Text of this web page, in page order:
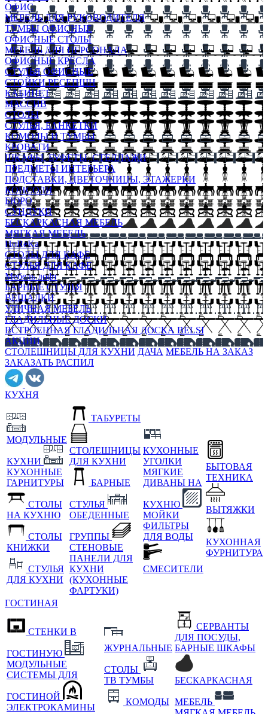
ОФИС
МЕБЕЛЬ ДЛЯ РУКОВОДИТЕЛЯ
ТУМБЫ ОФИСНЫЕ
ОФИСНЫЕ СТОЛЫ
МЕБЕЛЬ ДЛЯ ПЕРСОНАЛА
ОФИСНЫЕ КРЕСЛА
СТУЛЬЯ ОФИСНЫЕ
СТОЙКИ РЕСЕПШН
КАБИНЕТ
МАССИВ
СТОЛЫ
СТУЛЬЯ, БАНКЕТКИ
КОМОДЫ И ТУМБЫ
КРОВАТИ
ШКАФЫ, БУФЕТЫ, СТЕЛЛАЖИ
ПРЕДМЕТЫ ИНТЕРЬЕРА
ПОДСТАВКИ, ЦВЕТОЧНИЦЫ, ЭТАЖЕРКИ
КОНСОЛИ
БЮРО
СУНДУКИ
БЕСКАРКАСНАЯ МЕБЕЛЬ
МЯГКАЯ МЕБЕЛЬ
HoReKa
СТОЛЫ ДЛЯ КАФЕ
СТУЛЬЯ ДЛЯ КАФЕ
Мебель лофт
БАРНЫЕ СТУЛЬЯ
ВЕШАЛКИ
УЛИЧНАЯ МЕБЕЛЬ
ГЛАДИЛЬНЫЕ ДОСКИ
ВСТРОЕННАЯ ГЛАДИЛЬНАЯ ДОСКА BELSI
АКЦИИ
СТОЛЕШНИЦЫ ДЛЯ КУХНИ ДАЧА МЕБЕЛЬ НА ЗАКАЗ
ЗАКАЗАТЬ РАСПИЛ
КУХНЯ
МОДУЛЬНЫЕ
КУХНИ
КУХОННЫЕ
ГАРНИТУРЫ
СТОЛЫ
НА КУХНЮ
СТОЛЫ
КНИЖКИ
СТУЛЬЯ
ДЛЯ КУХНИ
ТАБУРЕТЫ
СТОЛЕШНИЦЫ
ДЛЯ КУХНИ
БАРНЫЕ
СТУЛЬЯ
ОБЕДЕННЫЕ
ГРУППЫ
СТЕНОВЫЕ
ПАНЕЛИ ДЛЯ
КУХНИ
(КУХОННЫЕ
ФАРТУКИ)
КУХОННЫЕ
УГОЛКИ
МЯГКИЕ
ДИВАНЫ НА
КУХНЮ
МОЙКИ
ФИЛЬТРЫ
ДЛЯ ВОДЫ
СМЕСИТЕЛИ
БЫТОВАЯ
ТЕХНИКА
ВЫТЯЖКИ
КУХОННАЯ
ФУРНИТУРА
ГОСТИНАЯ
СТЕНКИ В
ГОСТИНУЮ
МОДУЛЬНЫЕ
СИСТЕМЫ ДЛЯ
ГОСТИНОЙ
ЭЛЕКТРОКАМИНЫ
ЖУРНАЛЬНЫЕ
СТОЛЫ
ТВ ТУМБЫ
КОМОДЫ
СЕРВАНТЫ
ДЛЯ ПОСУДЫ,
БАРНЫЕ ШКАФЫ
БЕСКАРКАСНАЯ
МЕБЕЛЬ